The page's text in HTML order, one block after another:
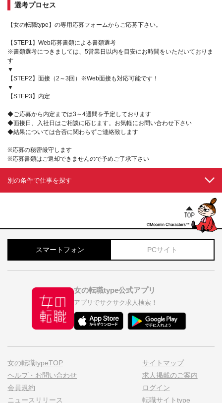
選考プロセス
【女の転職type】の専用応募フォームからご応募下さい。
【STEP1】Web応募書類による書類選考
※書類選考につきましては、5営業日以内を目安にお時間をいただいておりま
す
▼
【STEP2】面接（2～3回）※Web面接も対応可能です！
▼
【STEP3】内定
◆ご応募から内定までは3～4週間を予定しております
◆面接日、入社日はご相談に応じます。お気軽にお問い合わせ下さい
◆結果については合否に関わらずご連絡致します
※応募の秘密厳守します
※応募書類はご返却できませんので予めご了承下さい
別の条件で仕事を探す
スマートフォン PCサイト
女の転職type公式アプリ
アプリでサクサク求人検索！
女の転職typeTOP
ヘルプ・お問い合わせ
会員規約
ニュースリリース
サイトマップ
求人掲載のご案内
ログイン
転職サイトtype